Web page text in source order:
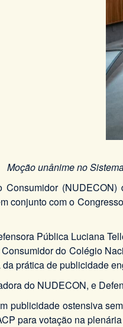
Moção unânime no
conjunto com o
Pública Luciana
do Colégio
prática de publicidade
do NUDECON, e
publicidade ostensiva
para votação na